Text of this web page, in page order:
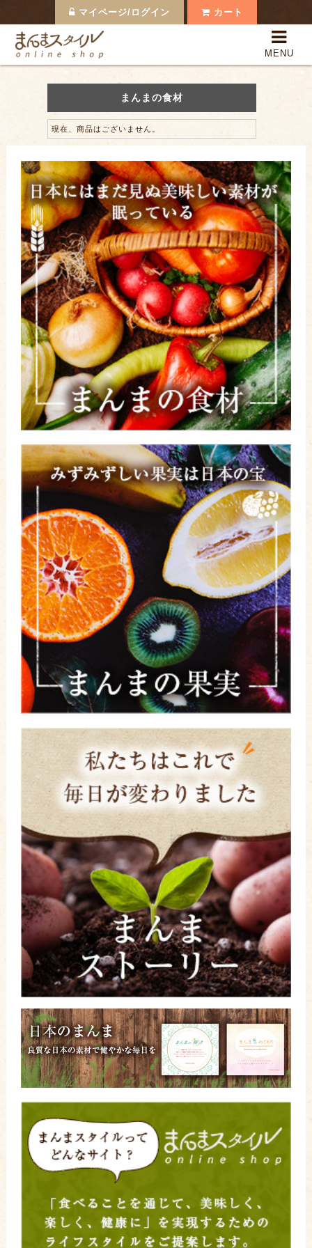
マイページ/ログイン カート
まんまスタイル
MENU
全商品一覧
まんまの果実
日本のまんま
まんまスタイルって？
支払い・配送
よくある質問
まんまの食材
現在、商品はございません。